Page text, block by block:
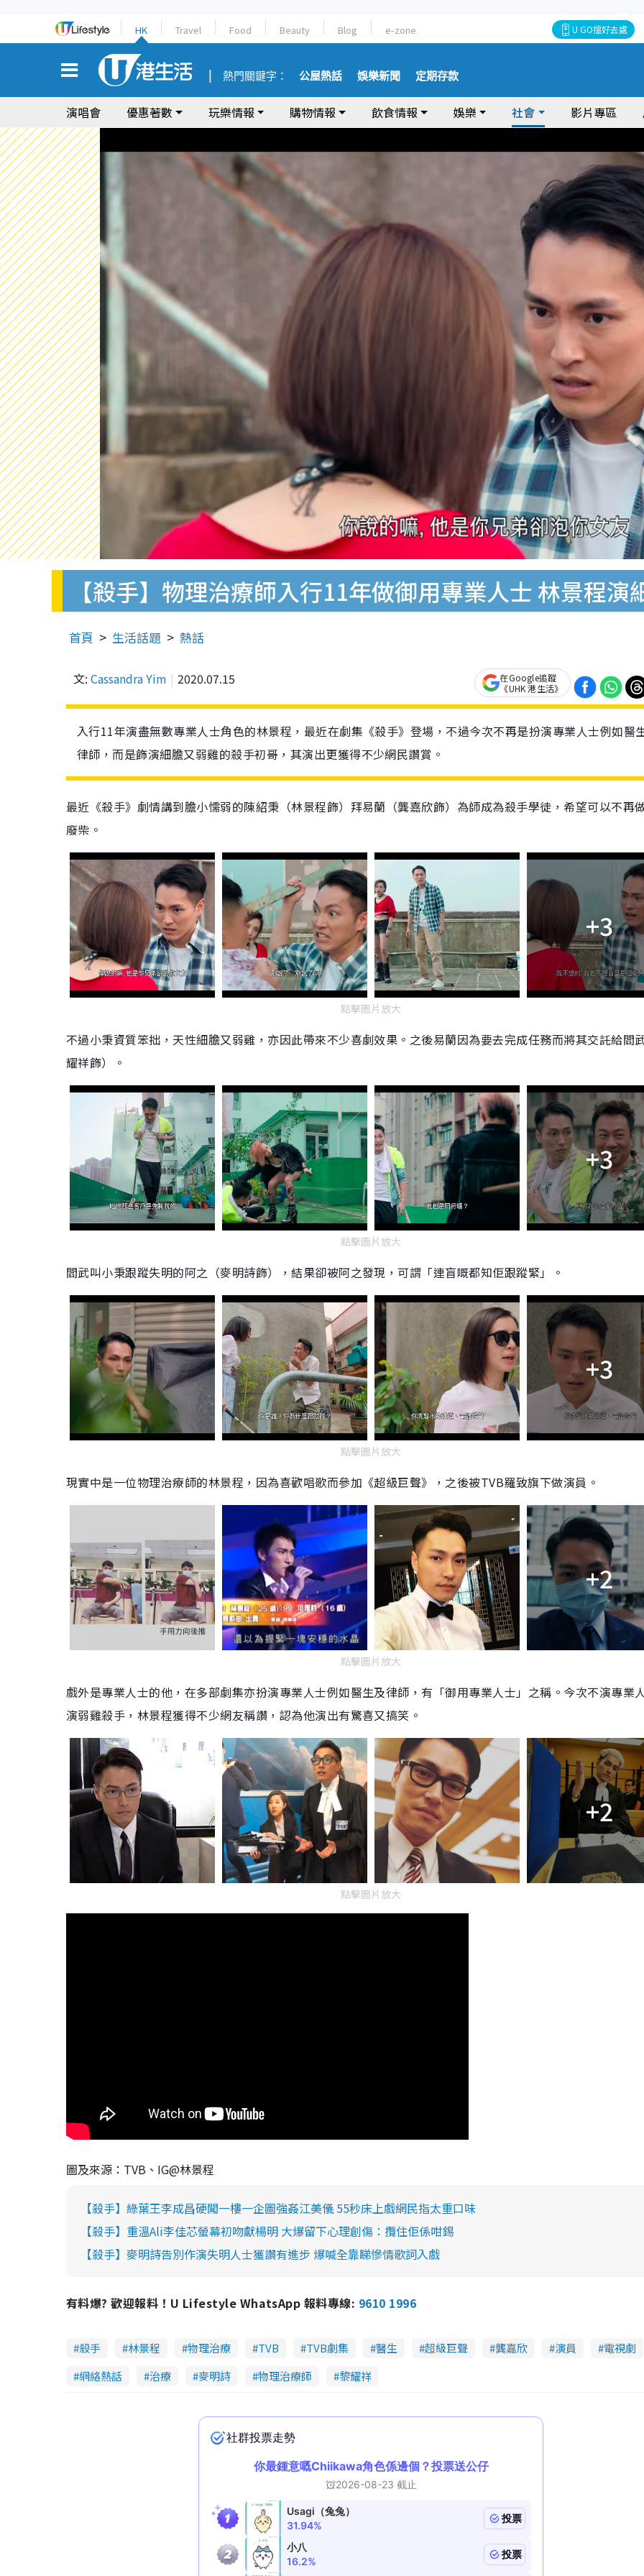
HK Travel Food Beauty Blog e-zone U GO搵好去處
熱門關鍵字： 公屋熱話 娛樂新聞 定期存款
演唱會 優惠著數 玩樂情報 購物情報 飲食情報 娛樂 社會 影片專區
【殺手】物理治療師入行11年做御用專業人士 林景程
首頁 生活話題 熱話
文: Cassandra Yim 2020.07.15
在Google追蹤
《UHK 港生活》
入行11年演盡無數專業人士角色的林景程，最近在劇集《殺手》登場，不過今次不再是扮演專業人士例如醫
律師，而是飾演細膽又弱雞的殺手初哥，其演出更獲得不少網民讚賞。
最近《殺手》劇情講到膽小懦弱的陳紹秉（林景程飾）拜易蘭（龔嘉欣飾）為師成為殺手學徒，希望可以不再
廢柴。
+3
點擊圖片放大
不過小秉資質笨拙，天性細膽又弱雞，亦因此帶來不少喜劇效果。之後易蘭因為要去完成任務而將其交託給閻
耀祥飾）。
+3
點擊圖片放大
閻武叫小秉跟蹤失明的阿之（麥明詩飾），結果卻被阿之發現，可謂「連盲嘅都知佢跟蹤緊」。
+3
點擊圖片放大
現實中是一位物理治療師的林景程，因為喜歡唱歌而參加《超級巨聲》，之後被TVB羅致旗下做演員。
+2
點擊圖片放大
戲外是專業人士的他，在多部劇集亦扮演專業人士例如醫生及律師，有「御用專業人士」之稱。今次不演專業
演弱雞殺手，林景程獲得不少網友稱讚，認為他演出有驚喜又搞笑。
+2
點擊圖片放大
圖及來源：TVB、IG@林景程
【殺手】綠葉王李成昌硬闖一樓一企圖強姦江美儀 55秒床上戲網民指太重口味
【殺手】重溫Ali李佳芯螢幕初吻獻楊明 大爆留下心理創傷：攬住佢係咁錫
【殺手】麥明詩告別作演失明人士獲讚有進步 爆喊全靠睇慘情歌詞入戲
有料爆? 歡迎報料！U Lifestyle WhatsApp 報料專線: 9610 1996
殺手 林景程 物理治療 TVB TVB劇集 醫生 超級巨聲 龔嘉欣 演員
電視劇
網絡熱話
治療 麥明詩 物理治療師 黎耀祥